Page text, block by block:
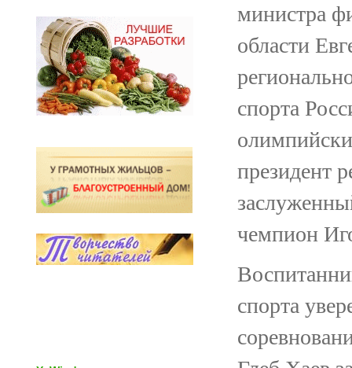
министра
области
спорта
президент
чемпион
спорта